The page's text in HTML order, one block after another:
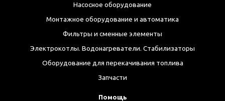
Насосное оборудование
Монтажное оборудование и автоматика
Фильтры и сменные элементы
Электрокотлы. Водонагреватели. Стабилизаторы
Оборудование для перекачивания топлива
Запчасти
Помощь